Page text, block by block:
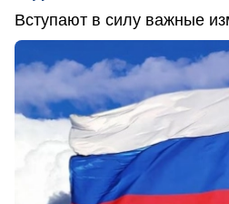
Вступают в силу важные